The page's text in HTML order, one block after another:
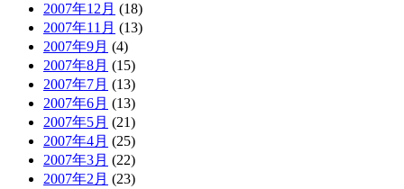
2007年12月 (18)
2007年11月 (13)
2007年9月 (4)
2007年8月 (15)
2007年7月 (13)
2007年6月 (13)
2007年5月 (21)
2007年4月 (25)
2007年3月 (22)
2007年2月 (23)